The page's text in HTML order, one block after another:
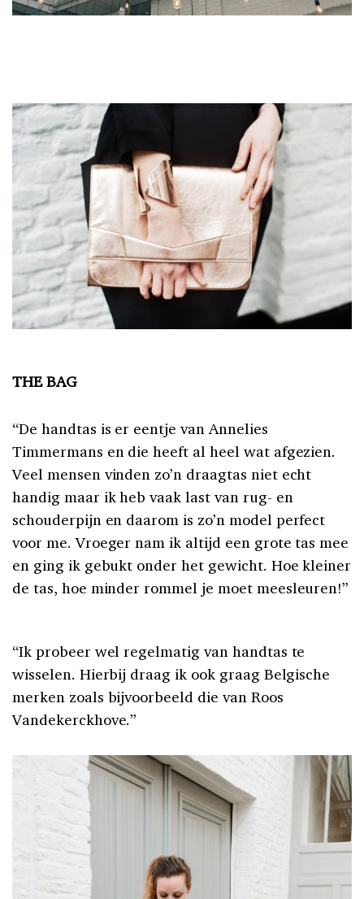
THE BAG
“De handtas is er eentje van Annelies
Timmermans en die heeft al heel wat afgezien.
Veel mensen vinden zo’n draagtas niet echt
handig maar ik heb vaak last van rug- en
schouderpijn en daarom is zo’n model perfect
voor me. Vroeger nam ik altijd een grote tas mee
en ging ik gebukt onder het gewicht. Hoe kleiner
de tas, hoe minder rommel je moet meesleuren!”
“Ik probeer wel regelmatig van handtas te
wisselen. Hierbij draag ik ook graag Belgische
merken zoals bijvoorbeeld die van Roos
Vandekerckhove.”